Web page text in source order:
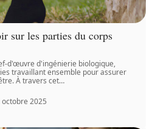
sur les parties du corps
d'œuvre d'ingénierie biologique,
travaillant ensemble pour assurer
À travers cet…
octobre 2025